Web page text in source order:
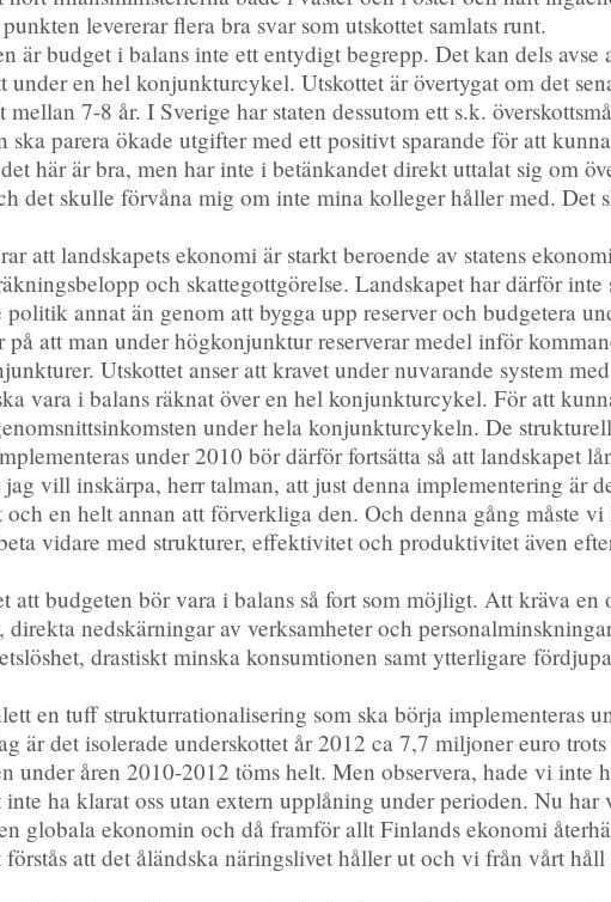
levererar flera bra svar som utskottet samlats runt.
är budget i balans inte ett entydigt begrepp. Det kan dels
under en hel konjunkturcykel. Utskottet är övertygat om det
7-8 år. I Sverige har staten dessutom ett s.k.
parera ökade utgifter med ett positivt sparande för att
här är bra, men har inte i betänkandet direkt uttalat sig om
det skulle förvåna mig om inte mina kolleger håller med. Det
att landskapets ekonomi är starkt beroende av statens
och skattegottgörelse. Landskapet har därför
annat än genom att bygga upp reserver och budgetera
att man under högkonjunktur reserverar medel inför
Utskottet anser att kravet under nuvarande system
vara i balans räknat över en hel konjunkturcykel. För att
under hela konjunkturcykeln. De
under 2010 bör därför fortsätta så att landskapet
vill inskärpa, herr talman, att just denna implementering är
en helt annan att förverkliga den. Och denna gång måste
vidare med strukturer, effektivitet och produktivitet även
att budgeten bör vara i balans så fort som möjligt. Att kräva en
direkta nedskärningar av verksamheter och
drastiskt minska konsumtionen samt ytterligare
en tuff strukturrationalisering som ska börja implementeras
är det isolerade underskottet år 2012 ca 7,7 miljoner euro
under åren 2010-2012 töms helt. Men observera, hade vi inte
inte ha klarat oss utan extern upplåning under perioden. Nu
globala ekonomin och då framför allt Finlands ekonomi
att det åländska näringslivet håller ut och vi från vårt